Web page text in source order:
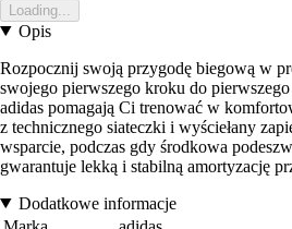
Loading...
Opis
Rozpocznij swoją przygodę biegową w
swojego pierwszego kroku do
adidas pomagają Ci trenować w
z technicznego siateczki i wyściełany
wsparcie, podczas gdy środkowa
gwarantuje lekką i stabilną amortyzację
Dodatkowe informacje